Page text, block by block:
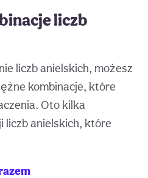
liczb
liczb anielskich, możesz
kombinacje, które
Oto kilka
liczb anielskich, które